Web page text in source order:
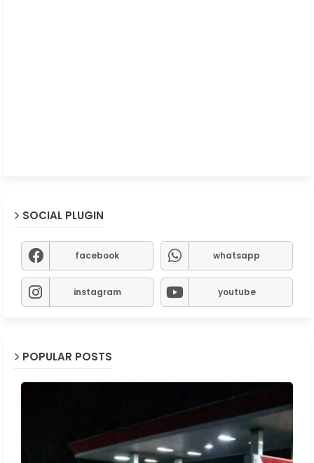
SOCIAL PLUGIN
facebook whatsapp
instagram youtube
POPULAR POSTS